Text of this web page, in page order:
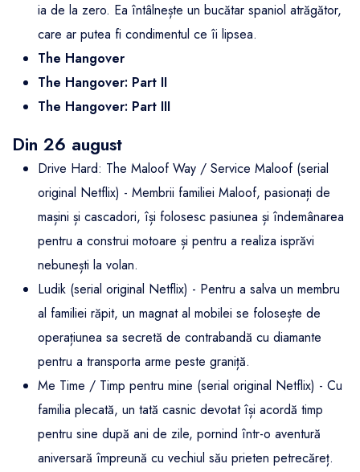
ia de la zero. Ea întâlnește un bucătar spaniol atrăgător,
care ar putea fi condimentul ce îi lipsea.
The Hangover
The Hangover: Part II
The Hangover: Part III
Din 26 august
Drive Hard: The Maloof Way / Service Maloof (serial
original Netflix) - Membrii familiei Maloof, pasionați de
mașini și cascadori, își folosesc pasiunea și îndemânarea
pentru a construi motoare și pentru a realiza isprăvi
nebunești la volan.
Ludik (serial original Netflix) - Pentru a salva un membru
al familiei răpit, un magnat al mobilei se folosește de
operațiunea sa secretă de contrabandă cu diamante
pentru a transporta arme peste graniță.
Me Time / Timp pentru mine (serial original Netflix) - Cu
familia plecată, un tată casnic devotat își acordă timp
pentru sine după ani de zile, pornind într-o aventură
aniversară împreună cu vechiul său prieten petrecăreț.